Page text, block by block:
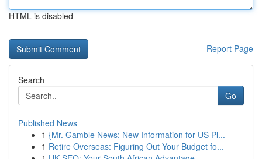
HTML is disabled
Report Page
Search
Go
Published News
1 {Mr. Gamble News: New Information for US Pl...
1 Retire Overseas: Figuring Out Your Budget fo...